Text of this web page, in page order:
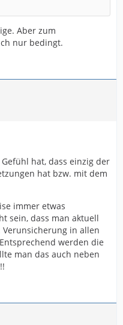
Aber zum
nur bedingt.
hat, dass einzig der
hat bzw. mit dem
immer etwas
sein, dass man aktuell
in allen
werden die
man das auch neben